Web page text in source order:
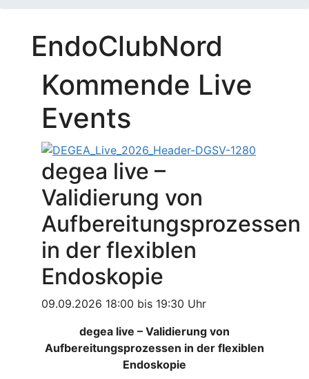
EndoClubNord
Kommende Live
Events
degea live –
Validierung von
Aufbereitungsprozessen
in der flexiblen
Endoskopie
09.09.2026 18:00 bis 19:30 Uhr
degea live – Validierung von
Aufbereitungsprozessen in der flexiblen
Endoskopie